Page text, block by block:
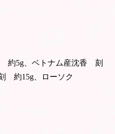
約5g、ベトナム産沈香 刻
約15g、ローソク